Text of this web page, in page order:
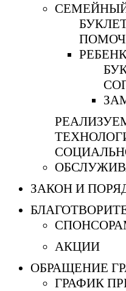
ЗАКОН И
АКЦИИ
ОБРАЩЕНИЕ
ГРАФИК